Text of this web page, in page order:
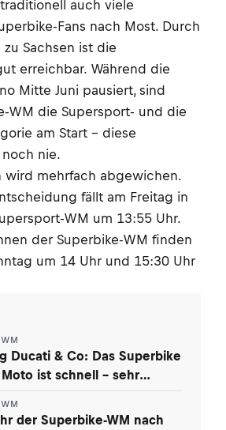
auch viele
Fans nach Most. Durch
Sachsen ist die
erreichbar. Während die
Mitte Juni pausiert, sind
WM die Supersport- und die
am Start – diese
nie.
wird mehrfach abgewichen.
fällt am Freitag in
WM um 13:55 Uhr.
der Superbike-WM finden
um 14 Uhr und 15:30 Uhr
Ducati & Co: Das Superbike
ist schnell – sehr
der Superbike-WM nach